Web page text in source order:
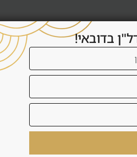
שנבדקו.
ריקות.
בדובאי!